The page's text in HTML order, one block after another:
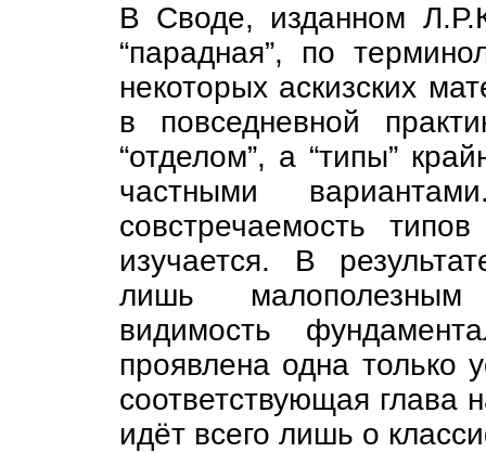
В Своде, изданном
“парадная”, по
некоторых аскизских
в повседневной
“отделом”, а “типы”
частными
совстречаемость
изучается. В
лишь
видимость
проявлена одна только
соответствующая глава
идёт всего лишь о